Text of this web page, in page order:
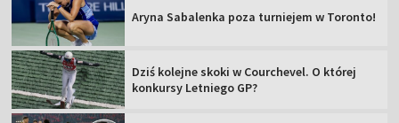
Aryna Sabalenka poza turniejem w Toronto!
Dziś kolejne skoki w Courchevel. O której
konkursy Letniego GP?